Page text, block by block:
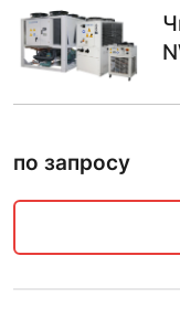
по запросу